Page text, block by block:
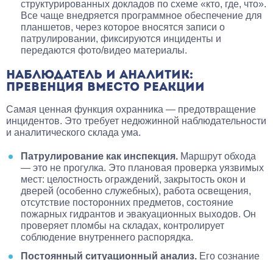
структурированных докладов по схеме «кто, где, что».
Все чаще внедряется программное обеспечение для
планшетов, через которое вносятся записи о
патрулировании, фиксируются инциденты и
передаются фото/видео материалы.
НАБЛЮДАТЕЛЬ И АНАЛИТИК:
ПРЕВЕНЦИЯ ВМЕСТО РЕАКЦИИ
Самая ценная функция охранника — предотвращение
инцидентов. Это требует недюжинной наблюдательности
и аналитического склада ума.
Патрулирование как инспекция. Маршрут обхода
— это не прогулка. Это плановая проверка уязвимых
мест: целостность ограждений, закрытость окон и
дверей (особенно служебных), работа освещения,
отсутствие посторонних предметов, состояние
пожарных гидрантов и эвакуационных выходов. Он
проверяет пломбы на складах, контролирует
соблюдение внутреннего распорядка.
Постоянный ситуационный анализ. Его сознание